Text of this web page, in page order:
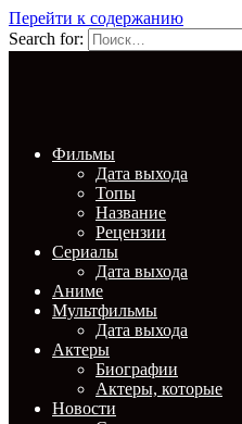
Перейти к содержанию
Search for:
Фильмы
Дата выхода
Топы
Название
Рецензии
Сериалы
Дата выхода
Аниме
Мультфильмы
Дата выхода
Актеры
Биографии
Актеры, которые
Новости